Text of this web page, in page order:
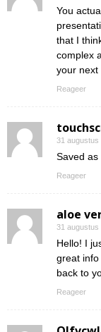
You
that I
complex
your next
Reageer
31 augustus
Saved as
Reageer
aloe
31 augustus
Hello! I
great
back to
Reageer